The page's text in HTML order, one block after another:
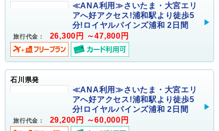
≪ANA利用≫さいたま・大宮エリ
アへ好アクセス!浦和駅より徒歩5
分!ロイヤルパインズ浦和 2日間
旅行代金： 26,300円 ～47,800円
石川県発
≪ANA利用≫さいたま・大宮エリ
アへ好アクセス!浦和駅より徒歩5
分!ロイヤルパインズ浦和 2日間
旅行代金： 29,200円 ～60,000円